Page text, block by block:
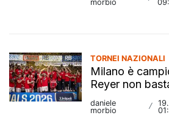
morbio
TORNEI NAZIONALI
Milano è
Reyer non
daniele
morbio
/